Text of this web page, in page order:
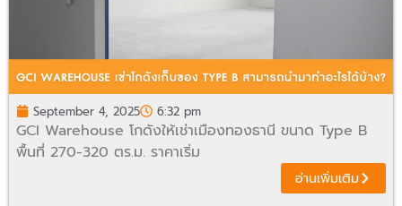
September 4, 2025 6:32 pm
GCI Warehouse โกดังให้เช่าเมืองทองธานี ขนาด Type B
พื้นที่ 270-320 ตร.ม. ราคาเริ่ม
อ่านเพิ่มเติม